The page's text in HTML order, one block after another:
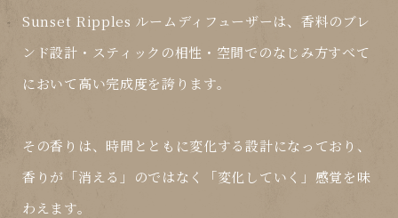
Sunset Ripples ルームディフューザーは、 香料のブレ
ンド設計・スティックの相性・空間でのなじみ方すべて
において高い完成度を誇ります。
その香りは、時間とともに変化する設計になっており、
香りが「消える」のではなく「変化していく」 感覚を味
わえます。